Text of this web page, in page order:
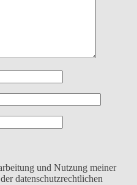
und Nutzung meiner
datenschutzrechtlichen